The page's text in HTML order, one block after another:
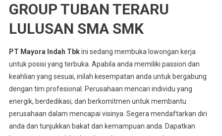
GROUP TUBAN TERARU
LULUSAN SMA SMK
PT Mayora Indah Tbkini sedang membuka lowongan kerja
untuk posisi yang terbuka. Apabila anda memiliki passion dan
keahlian yang sesuai, inilah kesempatan anda untuk bergabung
dengan tim profesional. Perusahaan mencari individu yang
energik, berdedikasi, dan berkomitmen untuk membantu
perusahaan dalam mencapai visinya. Segera mendaftarkan diri
anda dan tunjukkan bakat dan kemampuan anda. Dapatkan